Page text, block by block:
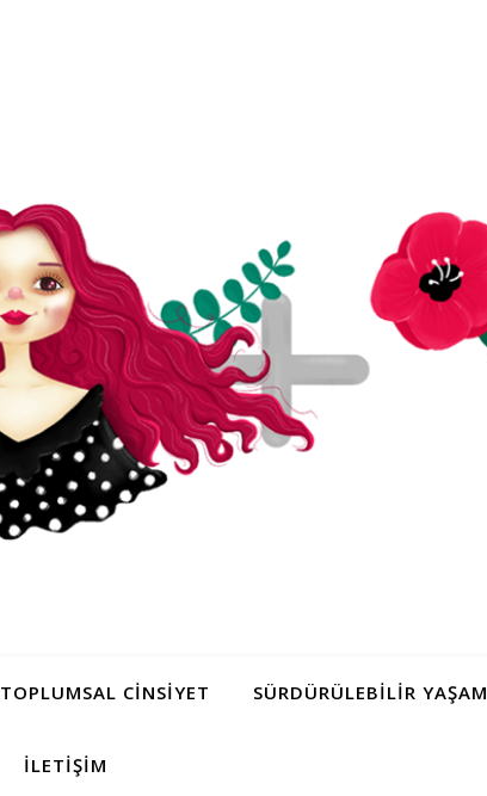
TOPLUMSAL CINSIYET SÜRDÜRÜLEBILIR YAŞAM
İLETIŞIM